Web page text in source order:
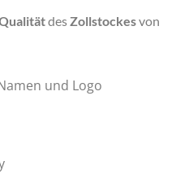
des Zollstockesvon
und Logo